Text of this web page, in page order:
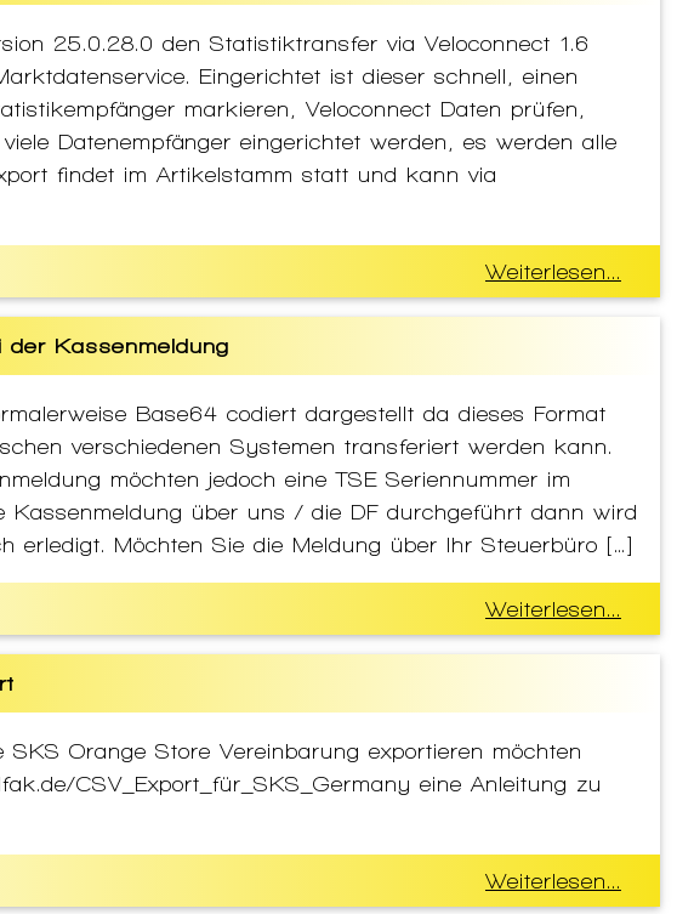
25.0.28.0 den Statistiktransfer via Veloconnect 1.6
Eingerichtet ist dieser schnell, einen
markieren, Veloconnect Daten prüfen,
Datenempfänger eingerichtet werden, es werden alle
findet im Artikelstamm statt und kann via
Weiterlesen...
der Kassenmeldung
Base64 codiert dargestellt da dieses Format
verschiedenen Systemen transferiert werden kann.
möchten jedoch eine TSE Seriennummer im
Kassenmeldung über uns / die DF durchgeführt dann wird
erledigt. Möchten Sie die Meldung über Ihr Steuerbüro […]
Weiterlesen...
Orange Store Vereinbarung exportieren möchten
CSV_Export_für_SKS_Germany eine Anleitung zu
Weiterlesen...